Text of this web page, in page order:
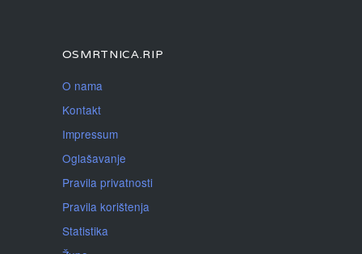
OSMRTNICA.RIP
O nama
Kontakt
Impressum
Oglašavanje
Pravila privatnosti
Pravila korištenja
Statistika